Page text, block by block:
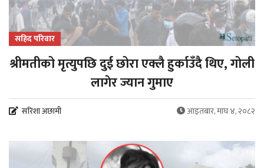
सहिद परिवार
श्रीमतीको मृत्युपछि दुई छोरा एक्लै हुर्काउँदै थिए, गोली
लागेर ज्यान गुमाए
सरिशा अछामी आइतबार, माघ ४, २०८२